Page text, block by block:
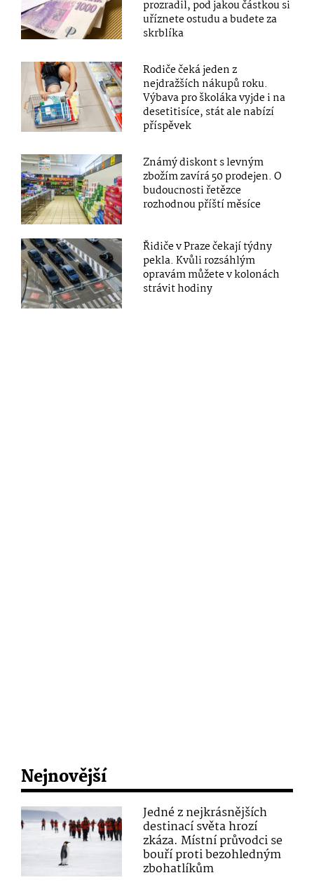
prozradil, pod jakou částkou si
uříznete ostudu a budete za
skrblíka
Rodiče čeká jeden z
nejdražších nákupů roku.
Výbava pro školáka vyjde i na
desetitisíce, stát ale nabízí
příspěvek
Známý diskont s levným
zbožím zavírá 50 prodejen. O
budoucnosti řetězce
rozhodnou příští měsíce
Řidiče v Praze čekají týdny
pekla. Kvůli rozsáhlým
opravám můžete v kolonách
strávit hodiny
Nejnovější
Jedné z nejkrásnějších
destinací světa hrozí
zkáza. Místní průvodci se
bouří proti bezohledným
zbohatlíkům